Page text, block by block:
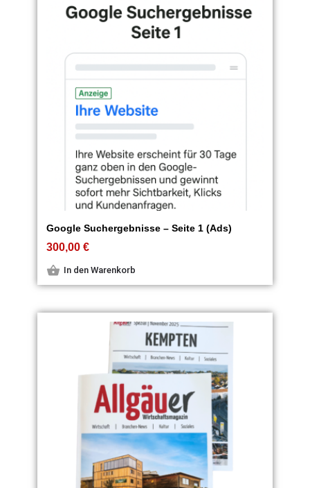
Google Suchergebnisse – Seite 1 (Ads)
300,00€
In den Warenkorb